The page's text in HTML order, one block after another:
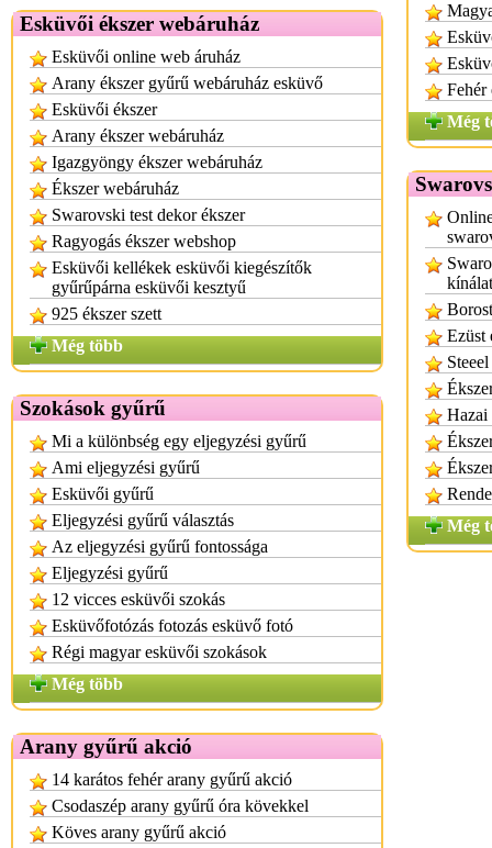
Esküvői ékszer webáruház
Esküvői online web áruház
Arany ékszer gyűrű webáruház esküvő
Esküvői ékszer
Arany ékszer webáruház
Igazgyöngy ékszer webáruház
Ékszer webáruház
Swarovski test dekor ékszer
Ragyogás ékszer webshop
Esküvői kellékek esküvői kiegészítők
gyűrűpárna esküvői kesztyű
925 ékszer szett
Még több
Szokások gyűrű
Mi a különbség egy eljegyzési gyűrű
Ami eljegyzési gyűrű
Esküvői gyűrű
Eljegyzési gyűrű választás
Az eljegyzési gyűrű fontossága
Eljegyzési gyűrű
12 vicces esküvői szokás
Esküvőfotózás fotozás esküvő fotó
Régi magyar esküvői szokások
Még több
Arany gyűrű akció
14 karátos fehér arany gyűrű akció
Csodaszép arany gyűrű óra kövekkel
Köves arany gyűrű akció
Fehér
Még
Ezüst
Hazai
Még